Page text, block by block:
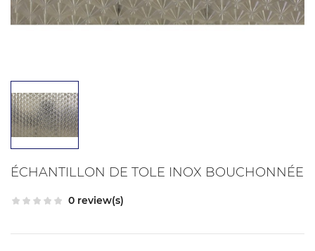
ÉCHANTILLON DE TOLE INOX BOUCHONNÉE
0 review(s)